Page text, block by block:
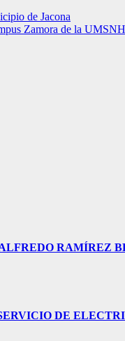
de Jacona
Zamora de la
RAMÍREZ
DE